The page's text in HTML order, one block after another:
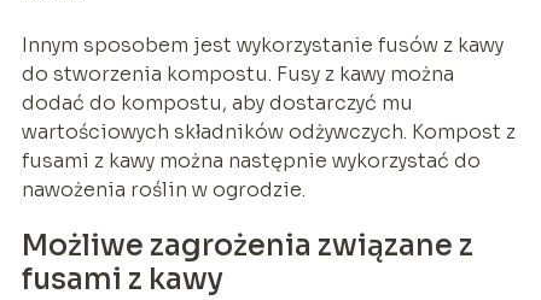
Innym sposobem jest wykorzystanie fusów z kawy
do stworzenia kompostu. Fusy z kawy można
dodać do kompostu, aby dostarczyć mu
wartościowych składników odżywczych. Kompost z
fusami z kawy można następnie wykorzystać do
nawożenia roślin w ogrodzie.
Możliwe zagrożenia związane z
fusami z kawy